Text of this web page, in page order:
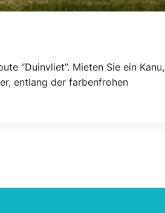
“Duinvliet”. Mieten Sie ein Kanu,
entlang der farbenfrohen